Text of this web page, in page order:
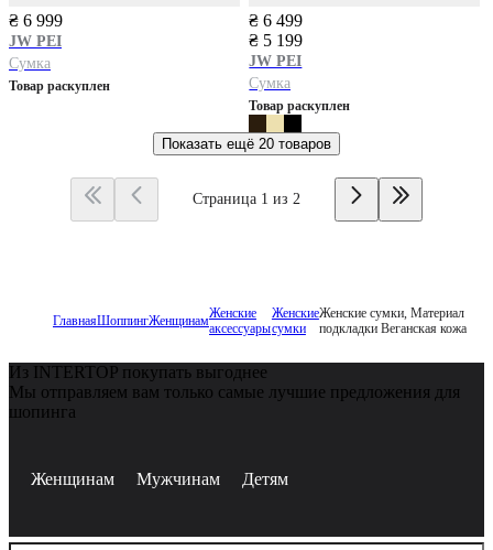
₴ 6 999
JW PEI
Сумка
Товар раскуплен
₴ 6 499
₴ 5 199
JW PEI
Сумка
Товар раскуплен
Показать ещё 20 товаров
Страница 1 из 2
ГлавнаяШоппингЖенщинамЖенские
аксессуары
Женские
сумки
Женские сумки, Материал
подкладки Веганская кожа
Из INTERTOP покупать выгоднее
Мы отправляем вам только самые лучшие предложения для
шопинга
Женщинам Мужчинам Детям